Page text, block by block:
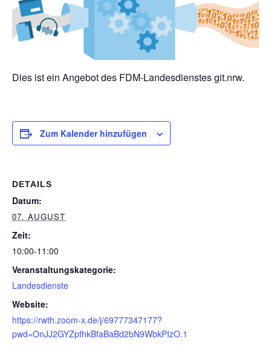
Dies ist ein Angebot des FDM-Landesdienstes git.nrw.
Zum Kalender hinzufügen
DETAILS
Datum:
07. AUGUST
Zeit:
10:00-11:00
Veranstaltungskategorie:
Landesdienste
Website:
https://rwth.zoom-x.de/j/69777347177?
pwd=OnJJ2GYZpfhkBfaBaBd2bN9WbkPIzO.1